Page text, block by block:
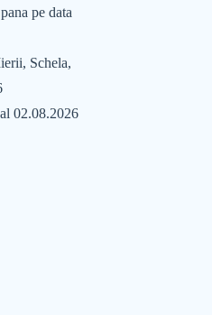
pe data
Schela,
02.08.2026